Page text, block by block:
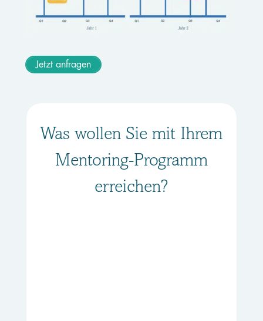
Jetzt anfragen
Was wollen Sie mit Ihrem
Mentoring-Programm
erreichen?